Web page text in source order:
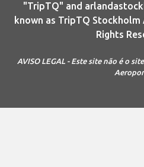
"TripTQ" and
known as TripTQ
Rights
AVISO LEGAL - Este site não é o